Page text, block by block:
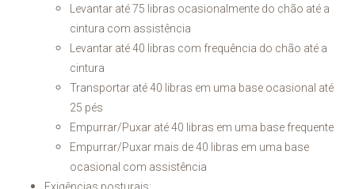
Levantar até 75 libras ocasionalmente do chão até a
cintura com assistência
Levantar até 40 libras com frequência do chão até a
cintura
Transportar até 40 libras em uma base ocasional até
25 pés
Empurrar/Puxar até 40 libras em uma base frequente
Empurrar/Puxar mais de 40 libras em uma base
ocasional com assistência